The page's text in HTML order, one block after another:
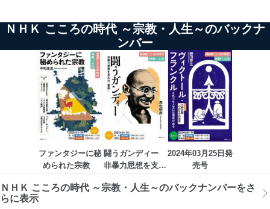
ＮＨＫ こころの時代 ～宗教・人生～のバックナ
ンバー
ファンタジーに秘
められた宗教
闘うガンディー
非暴力思想を支え
2024年03月25日発
売号
ＮＨＫ こころの時代 ～宗教・人生～のバックナンバーをさ
らに表示